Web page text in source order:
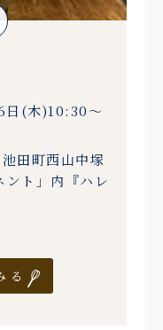
日(木)10:30〜
田町西山中塚
ト」内『ハレ
る